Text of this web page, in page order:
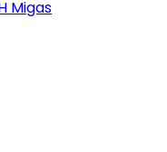
Migas